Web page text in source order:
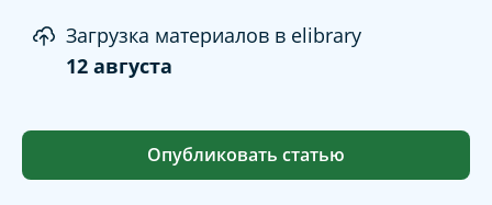
Загрузка материалов в elibrary
12 августа
Опубликовать статью